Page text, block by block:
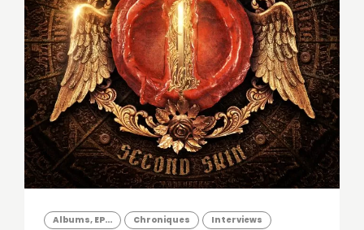
Albums, EP... Chroniques Interviews